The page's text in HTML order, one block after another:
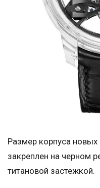
Размер корпуса
закреплен на черном
титановой застежкой.